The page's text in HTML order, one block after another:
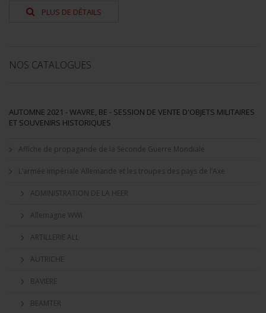
PLUS DE DÉTAILS
NOS CATALOGUES
AUTOMNE 2021 - WAVRE, BE - SESSION DE VENTE D'OBJETS MILITAIRES
ET SOUVENIRS HISTORIQUES
Affiche de propagande de la Seconde Guerre Mondiale
L’armée impériale Allemande et les troupes des pays de l’Axe
ADMINISTRATION DE LA HEER
Allemagne WWI
ARTILLERIE ALL
AUTRICHE
BAVIERE
BEAMTER